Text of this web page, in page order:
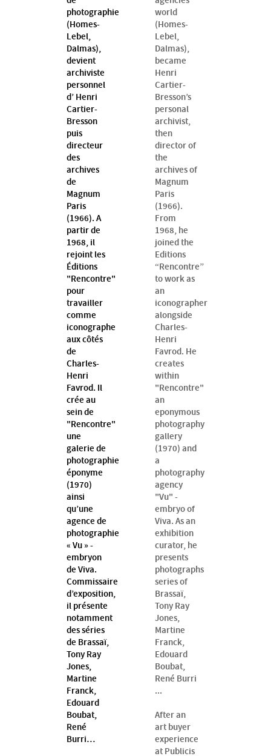
photographie
(Homes-
Lebel,
Dalmas),
devient
archiviste
personnel
d’ Henri
Cartier-
Bresson
puis
directeur
des
archives
de
Magnum
Paris
(1966). A
partir de
1968, il
rejoint les
Éditions
"Rencontre"
pour
travailler
comme
iconographe
aux côtés
de
Charles-
Henri
Favrod. Il
crée au
sein de
"Rencontre"
une
galerie de
photographie
éponyme
(1970)
ainsi
qu’une
agence de
photographie
« Vu » -
embryon
de Viva.
Commissaire
d’exposition,
il présente
notamment
des séries
de Brassaï,
Tony Ray
Jones,
Martine
Franck,
Edouard
Boubat,
René
Burri…
world
(Homes-
Lebel,
Dalmas),
became
Henri
Cartier-
Bresson’s
personal
archivist,
then
director of
the
archives of
Magnum
Paris
(1966).
From
1968, he
joined the
Editions
“Rencontre”
to work as
an
iconographer
alongside
Charles-
Henri
Favrod. He
creates
within
"Rencontre"
an
eponymous
photography
gallery
(1970) and
a
photography
agency
"Vu" -
embryo of
Viva. As an
exhibition
curator, he
presents
photographs
series of
Brassaï,
Tony Ray
Jones,
Martine
Franck,
Edouard
Boubat,
René Burri
...
After an
art buyer
experience
at Publicis